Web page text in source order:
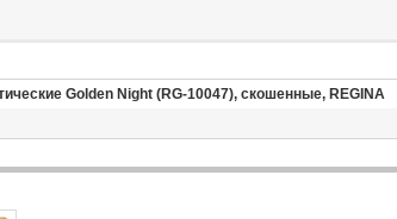
Golden Night (RG-10047), скошенные, REGINA